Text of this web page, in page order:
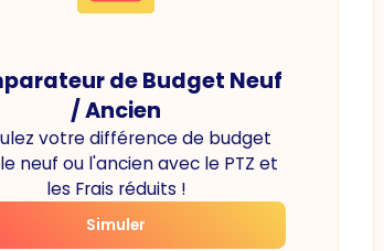
de Budget Neuf
/ Ancien
votre différence de budget
neuf ou l'ancien avec le PTZ et
les Frais réduits !
Simuler